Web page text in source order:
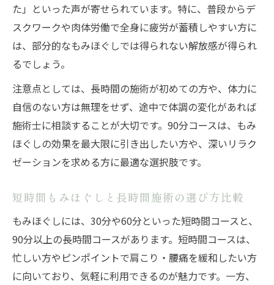
た」といった声が寄せられています。特に、普段からデ
スクワークや肉体労働で全身に疲労が蓄積しやすい方に
は、部分的なもみほぐしでは得られない解放感が得られ
るでしょう。
注意点としては、長時間の施術が初めての方や、体力に
自信のない方は無理をせず、途中で体調の変化があれば
施術士に相談することが大切です。90分コースは、もみ
ほぐしの効果を最大限に引き出したい方や、深いリラク
ゼーションを求める方に最適な選択肢です。
短時間もみほぐしと長時間施術の選び方比較
もみほぐしには、30分や60分といった短時間コースと、
90分以上の長時間コースがあります。短時間コースは、
忙しい方やピンポイントで肩こり・腰痛を緩和したい方
に向いており、気軽に利用できるのが魅力です。一方、